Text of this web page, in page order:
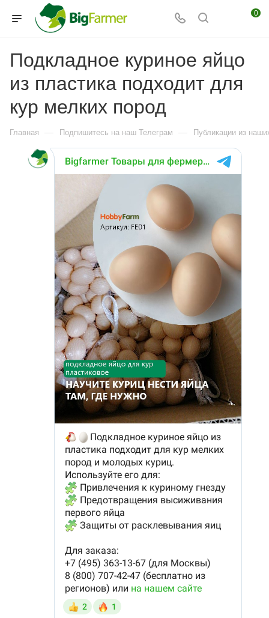
0
Подкладное куриное яйцо
из пластика подходит для
кур мелких пород
Главная — Подпишитесь на наш Телеграм — Публикации из